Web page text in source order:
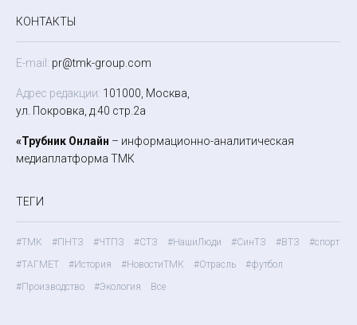
КОНТАКТЫ
E-mail: pr@tmk-group.com
Адрес редакции: 101000, Москва,
ул. Покровка, д.40 стр.2а
«Трубник Онлайн – информационно-аналитическая
медиаплатформа ТМК
ТЕГИ
#ТМК #ПНТЗ #ЧТПЗ #СТЗ #НашиЛюди #СинТЗ #ВТЗ
#спорт
#ТАГМЕТ
#История #НовостиТМК #Отрасль
#футбол
#Производство
#Экология Все